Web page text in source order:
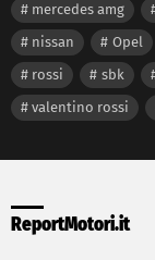
mercedes amg
nissan
Opel
rossi
sbk
valentino rossi
ReportMotori.it